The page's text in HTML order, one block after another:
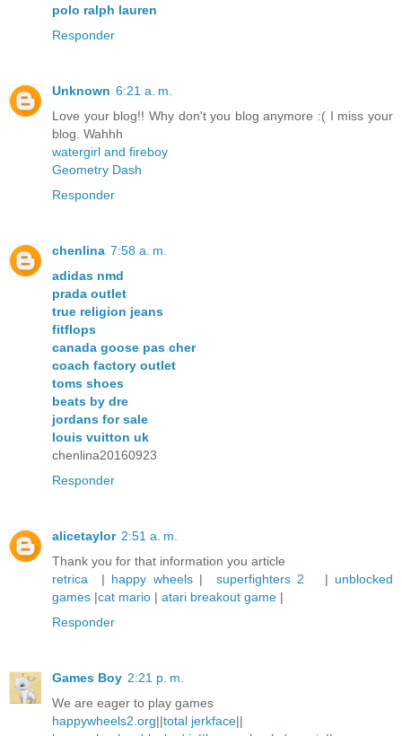
polo ralph lauren
Responder
Unknown 6:21 a. m.
Love your blog!! Why don't you blog anymore :( I miss your
blog. Wahhh
watergirl and fireboy
Geometry Dash
Responder
chenlina 7:58 a. m.
adidas nmd
prada outlet
true religion jeans
fitflops
canada goose pas cher
coach factory outlet
toms shoes
beats by dre
jordans for sale
louis vuitton uk
chenlina20160923
Responder
alicetaylor 2:51 a. m.
Thank you for that information you article
retrica | happy wheels| superfighters 2 | unblocked
games |cat mario | atari breakout game |
Responder
Games Boy 2:21 p. m.
We are eager to play games
happywheels2.org||total jerkface||